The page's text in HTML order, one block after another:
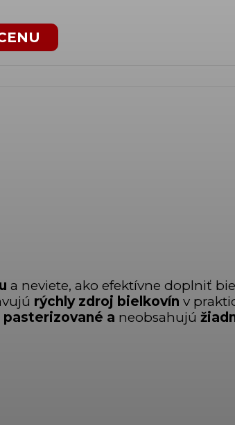
a neviete, ako efektívne doplniť
rýchly zdroj bielkovín v
pasterizované a neobsahujú